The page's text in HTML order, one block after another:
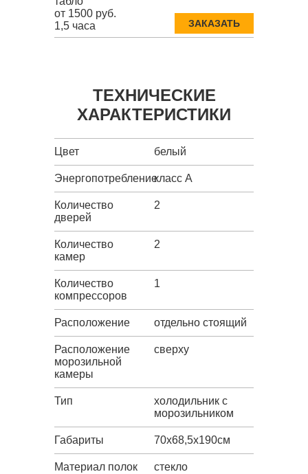
от 1500 руб.
1,5 часа
ЗАКАЗАТЬ
ТЕХНИЧЕСКИЕ
ХАРАКТЕРИСТИКИ
Цвет белый
Энергопотреблениекласс A
Количество
дверей
2
Количество
камер
2
Количество
компрессоров
1
Расположение отдельно стоящий
Расположение
морозильной
камеры
сверху
Тип
холодильник с
морозильником
Габариты 70х68,5х190см
Материал полок стекло